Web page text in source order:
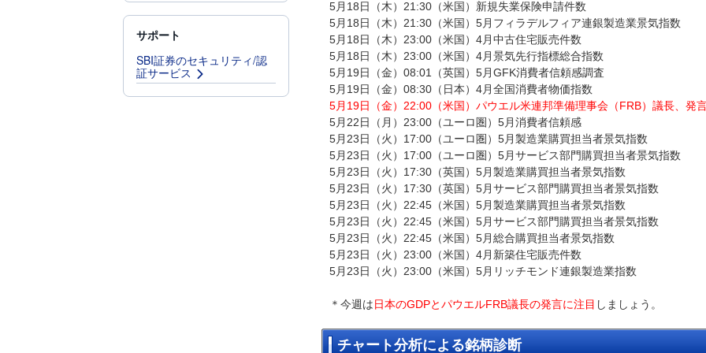
サポート
SBI証券のセキュリティ/認
証サービス
5月18日（木）21:30（米国）新規失業保険申請件数
5月18日（木）21:30（米国）5月フィラデルフィア連銀製造業景気指数
5月18日（木）23:00（米国）4月中古住宅販売件数
5月18日（木）23:00（米国）4月景気先行指標総合指数
5月19日（金）08:01（英国）5月GFK消費者信頼感調査
5月19日（金）08:30（日本）4月全国消費者物価指数
5月19日（金）22:00（米国）パウエル米連邦準備理事会（FRB）議長、発
5月22日（月）23:00（ユーロ圏）5月消費者信頼感
5月23日（火）17:00（ユーロ圏）5月製造業購買担当者景気指数
5月23日（火）17:00（ユーロ圏）5月サービス部門購買担当者景気指数
5月23日（火）17:30（英国）5月製造業購買担当者景気指数
5月23日（火）17:30（英国）5月サービス部門購買担当者景気指数
5月23日（火）22:45（米国）5月製造業購買担当者景気指数
5月23日（火）22:45（米国）5月サービス部門購買担当者景気指数
5月23日（火）22:45（米国）5月総合購買担当者景気指数
5月23日（火）23:00（米国）4月新築住宅販売件数
5月23日（火）23:00（米国）5月リッチモンド連銀製造業指数
＊今週は日本のGDPとパウエルFRB議長の発言に注目 しましょう。
チャート分析による銘柄診断